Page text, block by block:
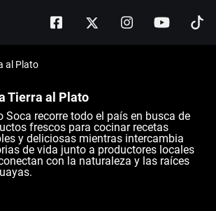
al Plato
Tierra al Plato
Soca recorre todo el país en busca de
frescos para cocinar recetas
y deliciosas mientras intercambia
de vida junto a productores locales
con la naturaleza y las raíces